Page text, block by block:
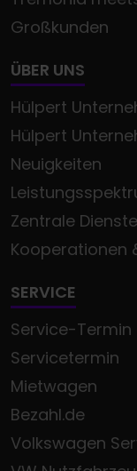
Großkunden
ÜBER UNS
Hülpert
Hülpert
Neuigkeiten
Zentrale Dienste
Kooperationen
SERVICE
Service-
Servicetermin
Mietwagen
Bezahl.de
Volkswagen